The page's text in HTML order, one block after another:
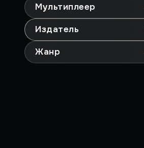
Мультиплеер
Издатель
Жанр